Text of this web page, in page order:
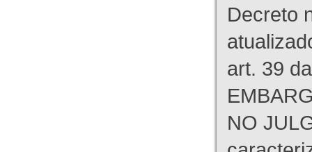
Decreto
art. 39
NO